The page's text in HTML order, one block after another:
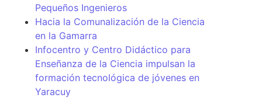
Pequeños Ingenieros
Hacia la Comunalización de la Ciencia
en la Gamarra
Infocentro y Centro Didáctico para
Enseñanza de la Ciencia impulsan la
formación tecnológica de jóvenes en
Yaracuy